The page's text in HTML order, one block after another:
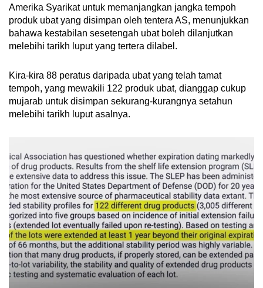
Amerika Syarikat untuk memanjangkan jangka tempoh
produk ubat yang disimpan oleh tentera AS, menunjukkan
bahawa kestabilan sesetengah ubat boleh dilanjutkan
melebihi tarikh luput yang tertera dilabel.
Kira-kira 88 peratus daripada ubat yang telah tamat
tempoh, yang mewakili 122 produk ubat, dianggap cukup
mujarab untuk disimpan sekurang-kurangnya setahun
melebihi tarikh luput asalnya.